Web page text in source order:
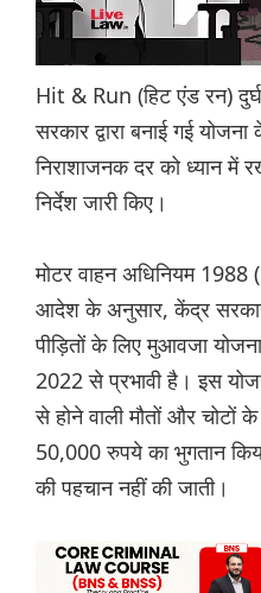
Hit & Run (हिट एंड रन)
सरकार द्वारा बनाई गई
निराशाजनक दर को ध्यान में
निर्देश जारी किए।
मोटर वाहन अधिनियम
आदेश के अनुसार, केंद्र सरकार
पीड़ितों के लिए मुआवजा
2022 से प्रभावी है। इस
से होने वाली मौतों और
50,000 रुपये का भुगतान
की पहचान नहीं की जाती।